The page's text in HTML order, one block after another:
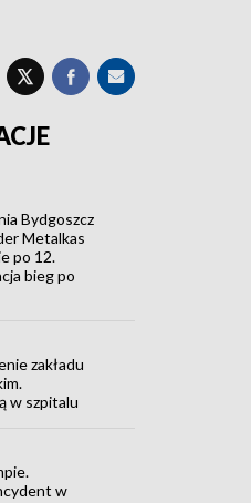
Bydgoszcz
Metalkas
po 12.
bieg po
zakładu
w szpitalu
w